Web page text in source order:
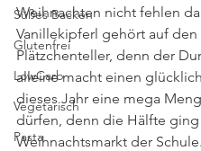
Süßes Backen
Glutenfrei
LowCarb
Vegetarisch
Pasta
Weihnachten nicht fehlen
Vanillekipferl gehört auf den
Plätzchenteller, denn der
alleine macht einen
dieses Jahr eine mega
dürfen, denn die Hälfte ging
Weihnachtsmarkt der Schule.